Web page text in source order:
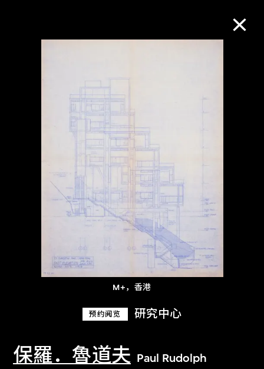
M+，香港
预约阅览 研究中心
保羅．魯道夫 Paul Rudolph
进一步筛选
关于M+藏品
探索世界顶级的二十及二十一世纪视觉